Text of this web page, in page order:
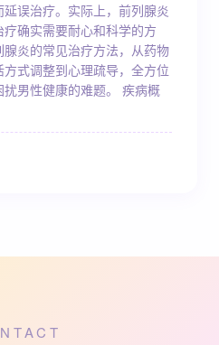
误治疗。实际上，前列腺炎
确实需要耐心和科学的方
炎的常见治疗方法，从药物
式调整到心理疏导，全方位
男性健康的难题。 疾病概